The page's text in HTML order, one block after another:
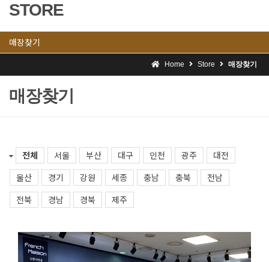
STORE
매장찾기
Home Store 매장찾기
매장찾기
전체 서울 부산 대구 인천 광주
대전
울산
경기 강원 세종 충남 충북
전남
전북
경남 경북 제주